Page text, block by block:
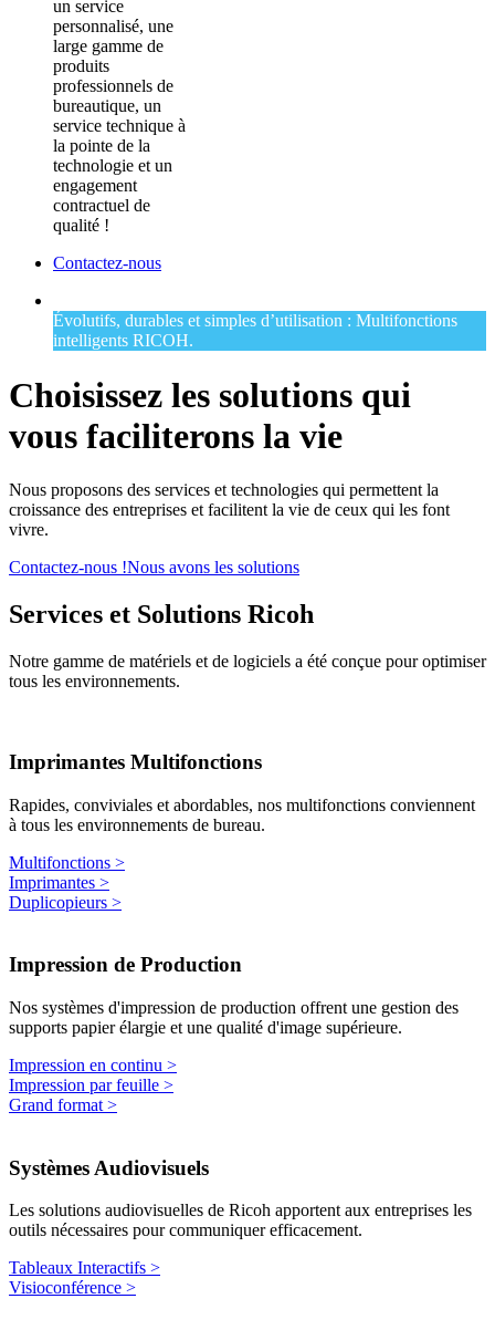
un service
personnalisé, une
large gamme de
produits
professionnels de
bureautique, un
service technique à
la pointe de la
technologie et un
engagement
contractuel de
qualité !
Contactez-nous
Évolutifs, durables et simples d’utilisation : Multifonctions
intelligents RICOH.
Choisissez les solutions qui
vous faciliterons la vie
Nous proposons des services et technologies qui permettent la
croissance des entreprises et facilitent la vie de ceux qui les font
vivre.
Contactez-nous !Nous avons les solutions
Services et Solutions Ricoh
Notre gamme de matériels et de logiciels a été conçue pour optimiser
tous les environnements.
Imprimantes Multifonctions
Rapides, conviviales et abordables, nos multifonctions conviennent
à tous les environnements de bureau.
Multifonctions >
Imprimantes >
Duplicopieurs >
Impression de Production
Nos systèmes d'impression de production offrent une gestion des
supports papier élargie et une qualité d'image supérieure.
Impression en continu >
Impression par feuille >
Grand format >
Systèmes Audiovisuels
Les solutions audiovisuelles de Ricoh apportent aux entreprises les
outils nécessaires pour communiquer efficacement.
Tableaux Interactifs >
Visioconférence >